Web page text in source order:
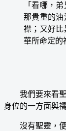
「看哪，
那貴重的
襟；又好比
華所命定的
我們要來看聖
身位的一方面與
沒有聖靈，便